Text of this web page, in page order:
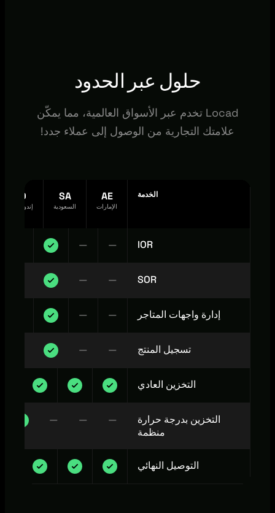
حلول عبر الحدود
Locad تخدم عبر الأسواق العالمية، مما يمكّن
علامتك التجارية من الوصول إلى عملاء جدد!
الخدمة AE
الإمارات
SA
السعودية
ID
إندونيسيا
IOR
—
—
SOR
—
—
إدارة واجهات المتاجر —
—
تسجيل المنتج —
—
التخزين العادي
التخزين بدرجة حرارة
منظمة
—
—
—
التوصيل النهائي